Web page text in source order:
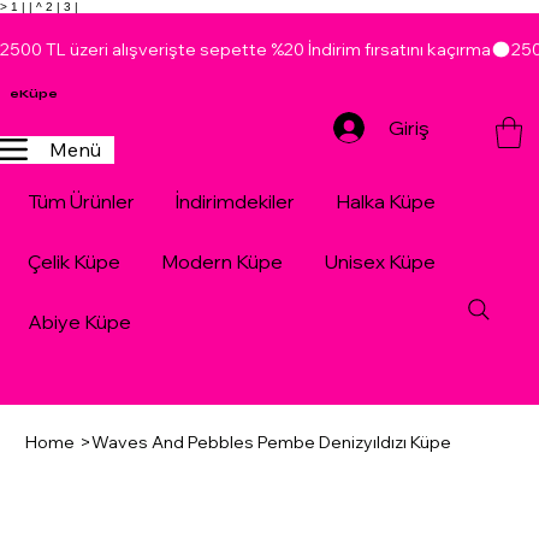
> 1 | | ^ 2 | 3 |
2500 TL üzeri alışverişte sepette %20 İndirim fırsatını kaçırma
Menü
eKüpe
Tüm Ürünler İndirimdekiler Halka Küpe
Çelik Küpe Modern Küpe Unisex Küpe
Abiye Küpe
Giriş
Home >Waves And Pebbles Pembe Denizyıldızı Küpe